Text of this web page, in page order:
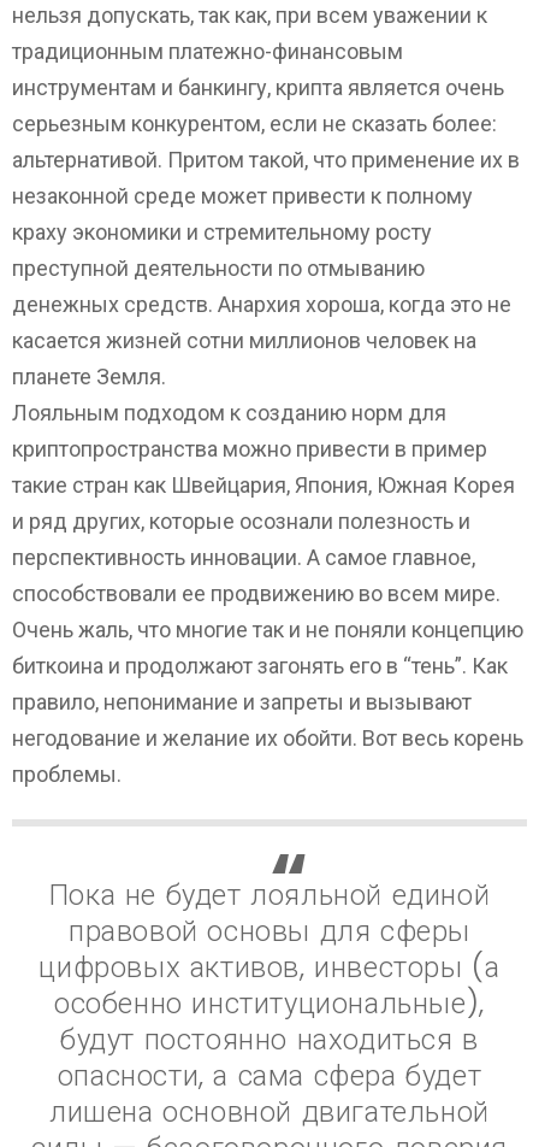
нельзя допускать, так как, при всем уважении к
традиционным платежно-финансовым
инструментам и банкингу, крипта является очень
серьезным конкурентом, если не сказать более:
альтернативой. Притом такой, что применение их в
незаконной среде может привести к полному
краху экономики и стремительному росту
преступной деятельности по отмыванию
денежных средств. Анархия хороша, когда это не
касается жизней сотни миллионов человек на
планете Земля.
Лояльным подходом к созданию норм для
криптопространства можно привести в пример
такие стран как Швейцария, Япония, Южная Корея
и ряд других, которые осознали полезность и
перспективность инновации. А самое главное,
способствовали ее продвижению во всем мире.
Очень жаль, что многие так и не поняли концепцию
биткоина и продолжают загонять его в “тень”. Как
правило, непонимание и запреты и вызывают
негодование и желание их обойти. Вот весь корень
проблемы.
Пока не будет лояльной единой
правовой основы для сферы
цифровых активов, инвесторы (а
особенно институциональные),
будут постоянно находиться в
опасности, а сама сфера будет
лишена основной двигательной